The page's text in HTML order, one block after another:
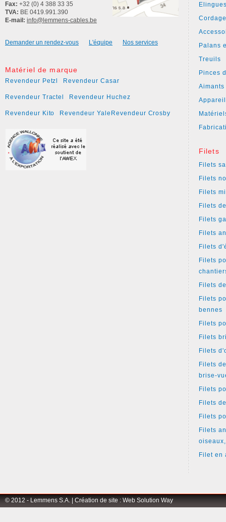
Fax: +32 (0) 4 388 33 35
TVA: BE 0419.991.390
E-mail: info@lemmens-cables.be
Demander un rendez-vous L'équipe Nos services
Matériel de marque
Revendeur Petzl Revendeur Casar
Revendeur Tractel Revendeur Huchez
Revendeur Kito Revendeur Yale Revendeur Crosby
Palans
Treuils
Pinces
Filets
Filets
Filets
Filets
Filets
Filets
Filets
Filets
Filets
Filets
Filets
bennes
Filets
Filets
Filets
Filets
brise-
Filets
Filets
Filets
Filets
Filet en
© 2012 - Lemmens S.A. | Création de site : Web Solution Way